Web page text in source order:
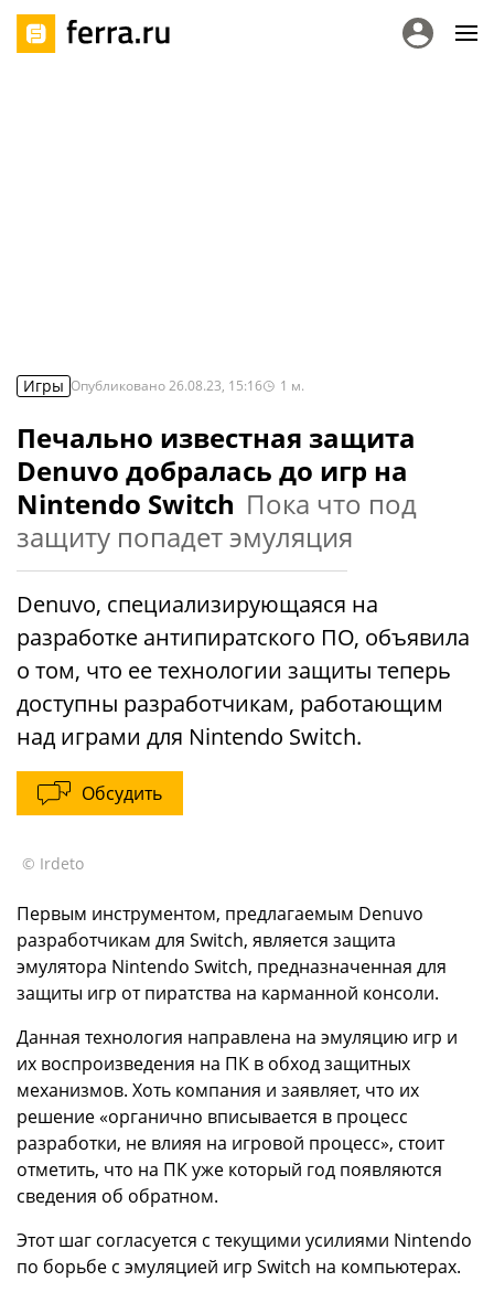
Игры Опубликовано26.08.23, 15:16 1 м.
Печально известная защита
Denuvo добралась до игр на
Nintendo Switch Пока что под
защиту попадет эмуляция
Denuvo, специализирующаяся на
разработке антипиратского ПО, объявила
о том, что ее технологии защиты теперь
доступны разработчикам, работающим
над играми для Nintendo Switch.
Обсудить
© Irdeto
Первым инструментом, предлагаемым Denuvo
разработчикам для Switch, является защита
эмулятора Nintendo Switch, предназначенная для
защиты игр от пиратства на карманной консоли.
Данная технология направлена на эмуляцию игр и
их воспроизведения на ПК в обход защитных
механизмов. Хоть компания и заявляет, что их
решение «органично вписывается в процесс
разработки, не влияя на игровой процесс», стоит
отметить, что на ПК уже который год появляются
сведения об обратном.
Этот шаг согласуется с текущими усилиями Nintendo
по борьбе с эмуляцией игр Switch на компьютерах.